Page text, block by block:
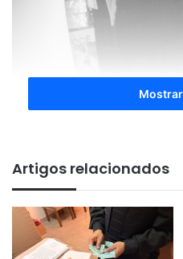
Vitinho foi reconhecido
uma motocicleta carregando
roubo da madrugada. Ao
empreendeu fuga a pé
guarnição. Ele conseguiu
Artigos relacionados